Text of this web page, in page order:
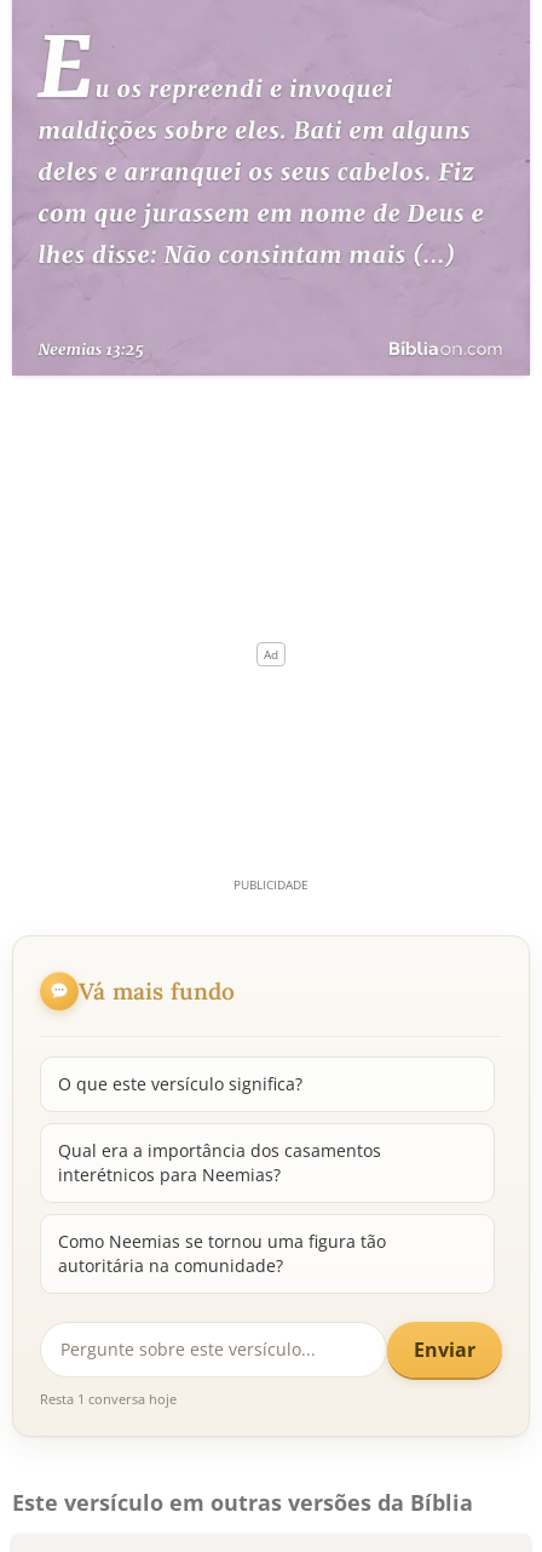
TEMAS
PERGUNTE À BÍBLIA IA
TERMO BÍBLICO JOGOS
QUEM SOMOS
Vá mais fundo
O que este versículo significa?
Qual era a importância dos casamentos
interétnicos para Neemias?
Como Neemias se tornou uma figura tão
autoritária na comunidade?
Enviar
Resta 1 conversa hoje
Este versículo em outras versões da Bíblia